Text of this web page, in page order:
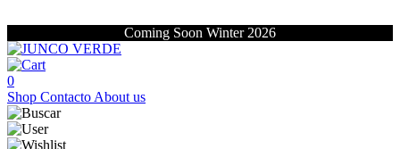
Coming Soon Winter 2026
0
Shop Contacto About us